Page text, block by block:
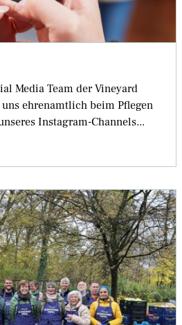
Media Team der Vineyard
ehrenamtlich beim Pflegen
Instagram-Channels...